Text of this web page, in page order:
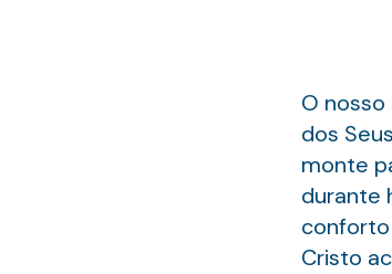
O
dos
monte
durante
conforto
Cristo